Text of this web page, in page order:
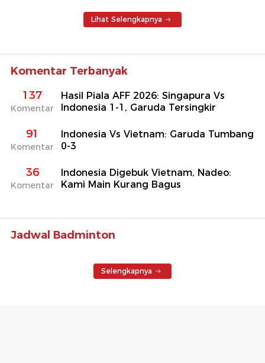
Lihat Selengkapnya
Komentar Terbanyak
137
Komentar
Hasil Piala AFF 2026: Singapura Vs
Indonesia 1-1, Garuda Tersingkir
91
Komentar
Indonesia Vs Vietnam: Garuda Tumbang
0-3
36
Komentar
Indonesia Digebuk Vietnam, Nadeo:
Kami Main Kurang Bagus
Jadwal Badminton
Selengkapnya